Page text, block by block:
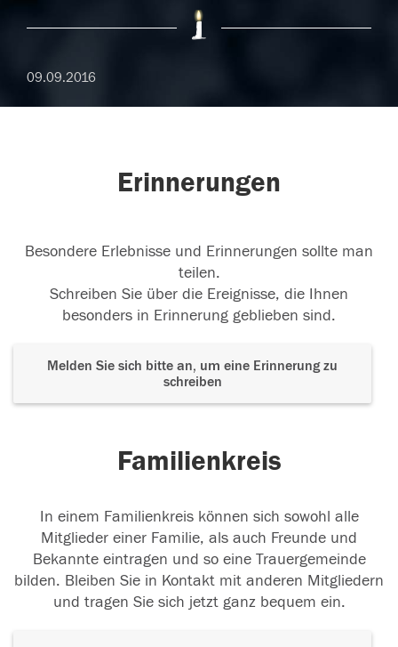
09.09.2016
Erinnerungen
Besondere Erlebnisse und Erinnerungen sollte man
teilen.
Schreiben Sie über die Ereignisse, die Ihnen
besonders in Erinnerung geblieben sind.
Melden Sie sich bitte an, um eine Erinnerung zu
schreiben
Familienkreis
In einem Familienkreis können sich sowohl alle
Mitglieder einer Familie, als auch Freunde und
Bekannte eintragen und so eine Trauergemeinde
bilden. Bleiben Sie in Kontakt mit anderen Mitgliedern
und tragen Sie sich jetzt ganz bequem ein.